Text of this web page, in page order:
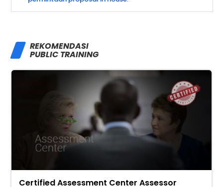
REKOMENDASI
PUBLIC TRAINING
Certified Assessment Center Assessor